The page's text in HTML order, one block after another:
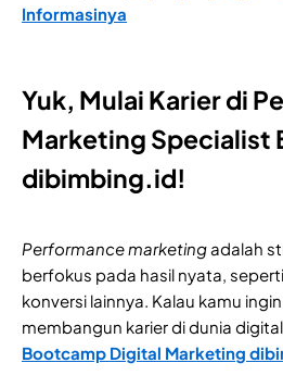
Informasinya
Yuk, Mulai Karier di
Marketing Specialist
dibimbing.id!
Performance marketingadalah
berfokus pada hasil nyata, seperti
konversi lainnya. Kalau kamu
membangun karier di dunia
Bootcamp Digital Marketing